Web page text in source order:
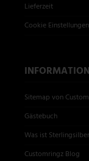
Lieferzeit
Cookie Einstellungen
Sitemap von
Gästebuch
Was ist
Customringz Blog